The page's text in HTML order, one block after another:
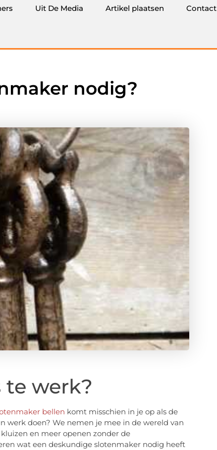
Uit De Media Artikel plaatsen Contact
nodig?
te werk?
bellen komt misschien in je op als de
werk doen? We nemen je mee in de wereld van
en meer openen zonder de
wat een deskundige slotenmaker nodig heeft